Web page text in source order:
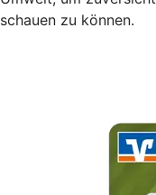
schauen zu können.